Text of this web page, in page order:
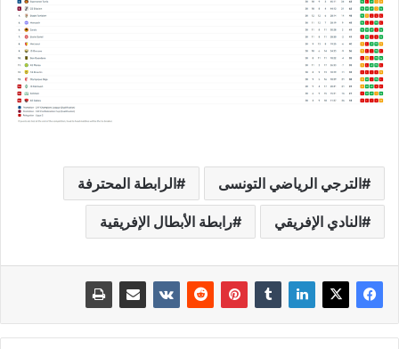
الترجي الرياضي التونسى الرابطة المحترفة
النادي الإفريقي رابطة الأبطال الإفريقية